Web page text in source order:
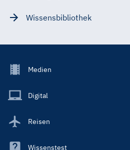
Wissensbibliothek
Footer
Main
Medien
Digital
Reisen
Wissenstest